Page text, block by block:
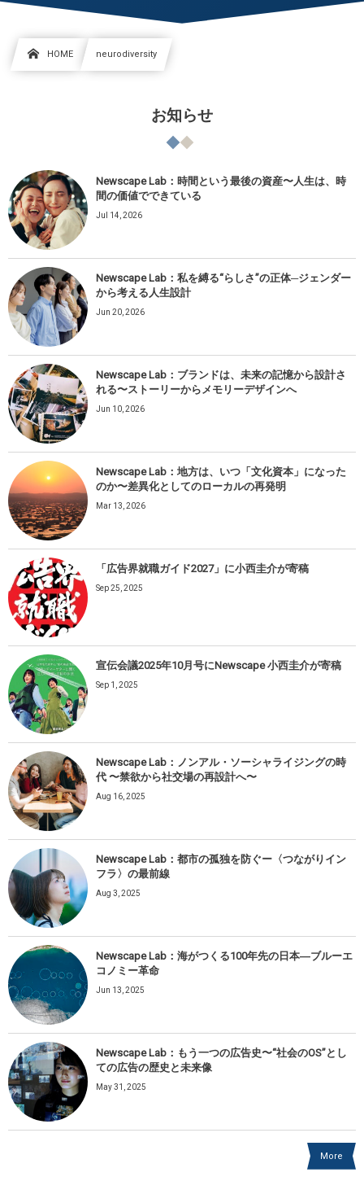
HOME neurodiversity
お知らせ
Newscape Lab：時間という最後の資産〜人生は、時
間の価値でできている
Jul 14, 2026
Newscape Lab：私を縛る“らしさ”の正体─ジェンダー
から考える人生設計
Jun 20, 2026
Newscape Lab：ブランドは、未来の記憶から設計さ
れる〜ストーリーからメモリーデザインへ
Jun 10, 2026
Newscape Lab：地方は、いつ「文化資本」になった
のか〜差異化としてのローカルの再発明
Mar 13, 2026
「広告界就職ガイド2027」に小西圭介が寄稿
Sep 25, 2025
宣伝会議2025年10月号にNewscape 小西圭介が寄稿
Sep 1, 2025
Newscape Lab：ノンアル・ソーシャライジングの時
代 〜禁欲から社交場の再設計へ〜
Aug 16, 2025
Newscape Lab：都市の孤独を防ぐー〈つながりイン
フラ〉の最前線
Aug 3, 2025
Newscape Lab：海がつくる100年先の日本―ブルーエ
コノミー革命
Jun 13, 2025
Newscape Lab：もう一つの広告史〜“社会のOS”とし
ての広告の歴史と未来像
May 31, 2025
More